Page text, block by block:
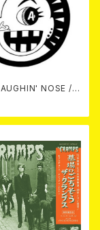
NOSE / P
SALE (LP)